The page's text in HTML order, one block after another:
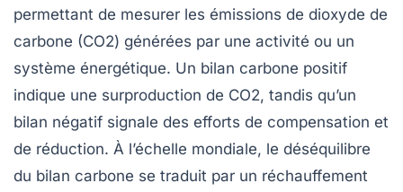
permettant de mesurer les émissions de dioxyde de
carbone (CO2) générées par une activité ou un
système énergétique. Un bilan carbone positif
indique une surproduction de CO2, tandis qu’un
bilan négatif signale des efforts de compensation et
de réduction. À l’échelle mondiale, le déséquilibre
du bilan carbone se traduit par un réchauffement